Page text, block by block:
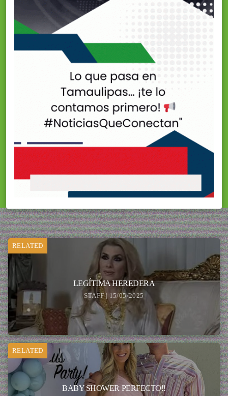
RELATED
LEGÍTIMA HEREDERA
STAFF | 15/05/2025
RELATED
BABY SHOWER PERFECTO!!